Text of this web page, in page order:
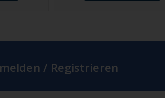
/ Registrieren